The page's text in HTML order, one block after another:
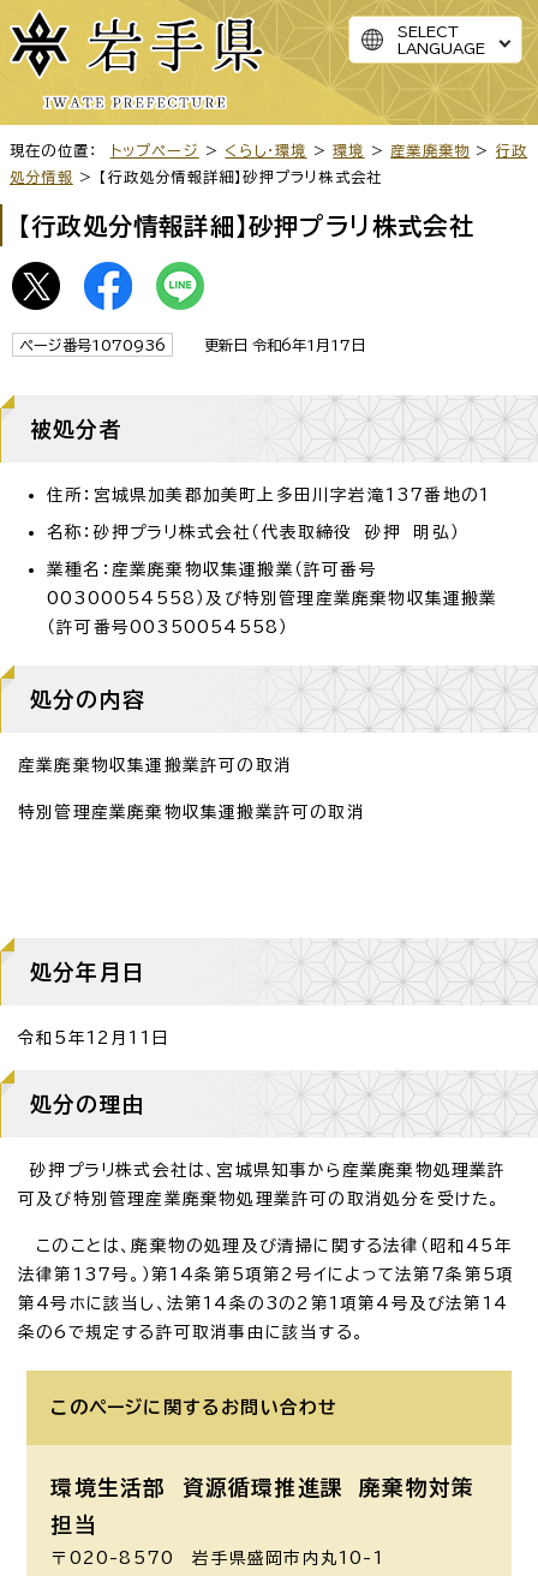
SELECT
LANGUAGE
現在の位置： トップページ > くらし・環境 >環境 > 産業廃棄物 > 行政
処分情報 > 【行政処分情報詳細】砂押プラリ株式会社
【行政処分情報詳細】砂押プラリ株式会社
ページ番号1070936 更新日 令和6年1月17日
被処分者
住所：宮城県加美郡加美町上多田川字岩滝137番地の1
名称：砂押プラリ株式会社（代表取締役 砂押 明弘）
業種名：産業廃棄物収集運搬業（許可番号
00300054558）及び特別管理産業廃棄物収集運搬業
（許可番号00350054558）
処分の内容
産業廃棄物収集運搬業許可の取消
特別管理産業廃棄物収集運搬業許可の取消
処分年月日
令和5年12月11日
処分の理由
砂押プラリ株式会社は、宮城県知事から産業廃棄物処理業許
可及び特別管理産業廃棄物処理業許可の取消処分を受けた。
このことは、廃棄物の処理及び清掃に関する法律（昭和45年
法律第137号。）第14条第5項第2号イによって法第7条第5項
第4号ホに該当し、法第14条の3の2第1項第4号及び法第14
条の6で規定する許可取消事由に該当する。
このページに関する お問い合わせ
環境生活部 資源循環推進課
廃棄物対策
担当
〒020-8570 岩手県盛岡市内丸10-1